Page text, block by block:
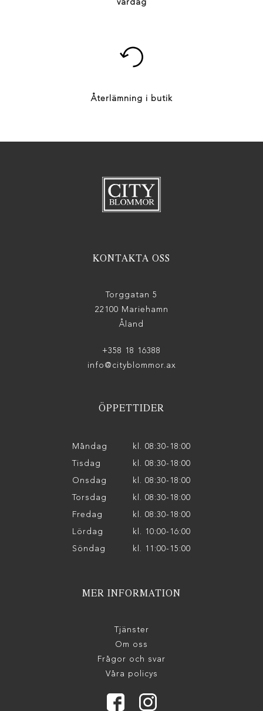
vardag
Återlämning i butik
KONTAKTA OSS
Torggatan 5
22100 Mariehamn
Åland
+358 18 16388
info@cityblommor.ax
ÖPPETTIDER
Måndag kl. 08:30-18:00
Tisdag kl. 08:30-18:00
Onsdag kl. 08:30-18:00
Torsdag kl. 08:30-18:00
Fredag kl. 08:30-18:00
Lördag kl. 10:00-16:00
Söndag kl. 11:00-15:00
MER INFORMATION
Tjänster
Om oss
Frågor och svar
Våra policys